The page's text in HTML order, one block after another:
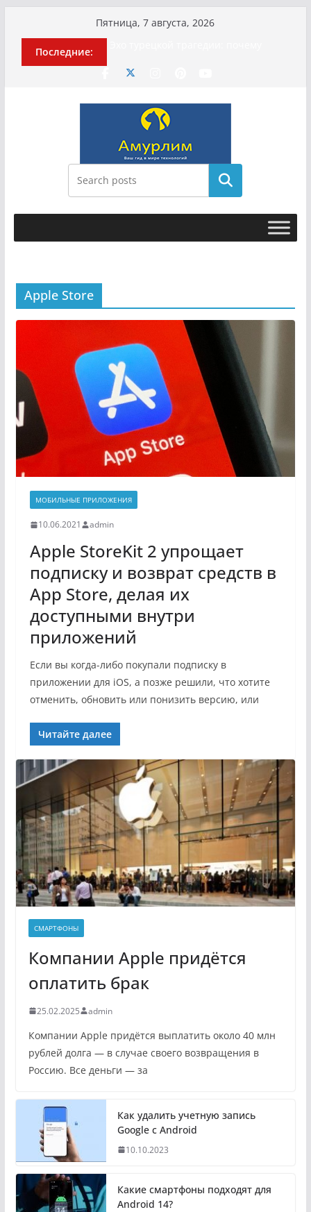
содержимому
Пятница, 7 августа, 2026
Последние:
МотоТани?
приговорили к четырём годам
Илью Ремесло задержали по делу о
фейках о российской армии
Новые криминальные хроники
связали Диану Шурыгину и Настю
История о том, как «Пухососы»
улетели к чужому дяде
Поиск
Apple Store
МОБИЛЬНЫЕ ПРИЛОЖЕНИЯ
10.06.2021 admin
Apple StoreKit 2 упрощает
подписку и возврат средств в
App Store, делая их
доступными внутри
приложений
Если вы когда-либо покупали подписку в
приложении для iOS, а позже решили, что хотите
отменить, обновить или понизить версию, или
Читайте далее
СМАРТФОНЫ
Компании Apple придётся
оплатить брак
25.02.2025 admin
Компании Apple придётся выплатить около 40 млн
рублей долга — в случае своего возвращения в
Россию. Все деньги — за
Как удалить учетную запись
Google с Android
10.10.2023
Какие смартфоны подходят для
Android 14?